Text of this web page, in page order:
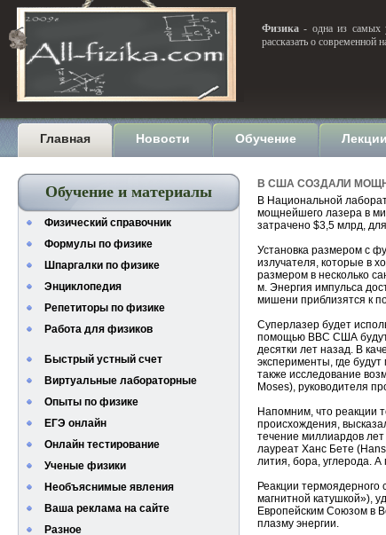
Физика - одна из самых
рассказать о современной
Главная Новости Обучение Лекции
Обучение и материалы
Физический справочник
Формулы по физике
Шпаргалки по физике
Энциклопедия
Репетиторы по физике
Работа для физиков
Быстрый устный счет
Виртуальные лабораторные
Опыты по физике
ЕГЭ онлайн
Онлайн тестирование
Ученые физики
Необъяснимые явления
Ваша реклама на сайте
Разное
В США СОЗДАЛИ
В Национальной
мощнейшего лазера в
затрачено $3,5 млрд,
Установка размером с
излучателя, которые в
размером в несколько
м. Энергия импульса
мишени приблизятся к
Суперлазер будет
помощью ВВС США будут
десятки лет назад. В
эксперименты, где
также исследование
Moses), руководителя
Напомним, что реакции
происхождения,
течение миллиардов
лауреат Ханс Бете
лития, бора, углерода.
Реакции термоядерного
магнитной катушкой»),
Европейским Союзом в
плазму энергии.